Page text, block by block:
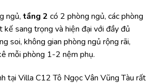
ngủ, tầng 2 có 2 phòng ngủ, các phòng
sang trọng và hiện đại với đầy đủ
soi, không gian phòng ngủ rộng rãi,
mỗi phòng 1-2 nệm phụ.
tại Villa C12 Tô Ngọc Vân Vũng Tàu rất